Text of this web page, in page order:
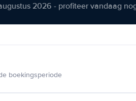
2026 - profiteer vandaag
boekingsperiode